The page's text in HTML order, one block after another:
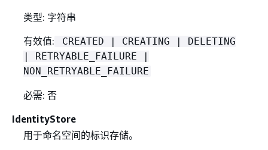
类型: 字符串
有效值:
CREATED | CREATING | DELETING
| RETRYABLE_FAILURE |
NON_RETRYABLE_FAILURE
必需: 否
IdentityStore
用于命名空间的标识存储。